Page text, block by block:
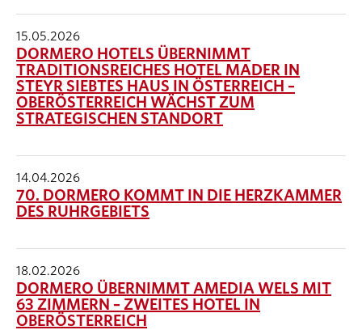
15.05.2026
DORMERO HOTELS ÜBERNIMMT
TRADITIONSREICHES HOTEL MADER IN
STEYR SIEBTES HAUS IN ÖSTERREICH –
OBERÖSTERREICH WÄCHST ZUM
STRATEGISCHEN STANDORT
14.04.2026
70. DORMERO KOMMT IN DIE HERZKAMMER
DES RUHRGEBIETS
18.02.2026
DORMERO ÜBERNIMMT AMEDIA WELS MIT
63 ZIMMERN – ZWEITES HOTEL IN
OBERÖSTERREICH